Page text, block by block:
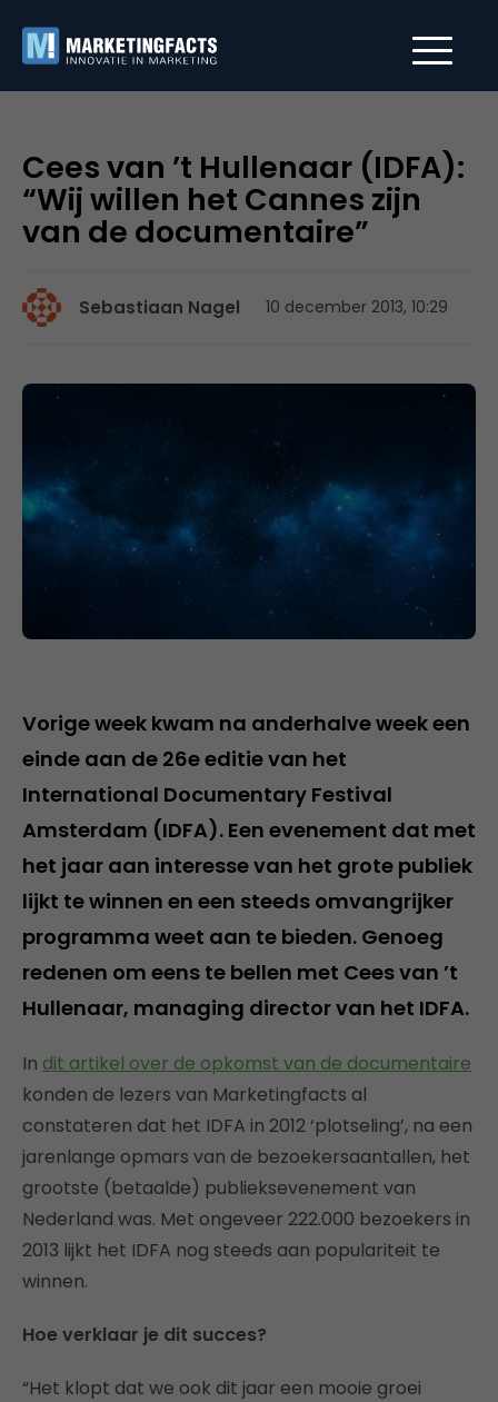
Cees van ’t Hullenaar (IDFA):
“Wij willen het Cannes zijn
van de documentaire”
Sebastiaan Nagel 10 december 2013, 10:29
Vorige week kwam na anderhalve week een
einde aan de 26e editie van het
International Documentary Festival
Amsterdam (IDFA). Een evenement dat met
het jaar aan interesse van het grote publiek
lijkt te winnen en een steeds omvangrijker
programma weet aan te bieden. Genoeg
redenen om eens te bellen met Cees van ’t
Hullenaar, managing director van het IDFA.
In dit artikel over de opkomst van de documentaire
konden de lezers van Marketingfacts al
constateren dat het IDFA in 2012 ‘plotseling’, na een
jarenlange opmars van de bezoekersaantallen, het
grootste (betaalde) publieksevenement van
Nederland was. Met ongeveer 222.000 bezoekers in
2013 lijkt het IDFA nog steeds aan populariteit te
winnen.
Hoe verklaar je dit succes?
“Het klopt dat we ook dit jaar een mooie groei